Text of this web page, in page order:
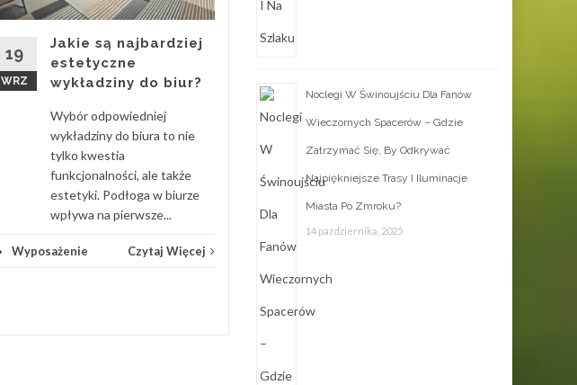
19
WRZ
Jakie są najbardziej
estetyczne
wykładziny do biur?
Wybór odpowiedniej
wykładziny do biura to nie
tylko kwestia
funkcjonalności, ale także
estetyki. Podłoga w biurze
wpływa na pierwsze...
Wyposażenie Czytaj Więcej
jest kluczowa dla
zdrowia pracowników oraz
ochrony...
Wyposażenie Czytaj Więcej
Noclegi W Świnoujściu Dla Fanów
Wieczornych Spacerów – Gdzie
Zatrzymać Się, By Odkrywać
Najpiękniejsze Trasy I Iluminacje
Miasta Po Zmroku?
14 października, 2025